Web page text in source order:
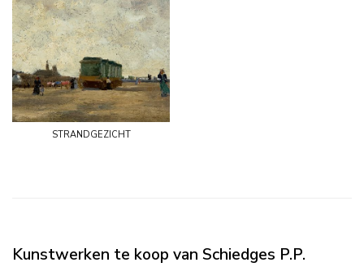
strandgezicht
Kunstwerken te koop van Schiedges P.P.